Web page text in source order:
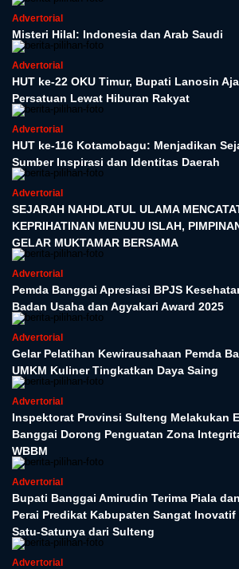
Advertorial
Misteri Hilal: Indonesia dan Arab Saudi
Advertorial
HUT ke-22 OKU Timur, Bupati Lanosin
Persatuan Lewat Hiburan Rakyat
Advertorial
HUT ke-116 Kotamobagu: Menjadikan
Sumber Inspirasi dan Identitas Daerah
Advertorial
SEJARAH NAHDLATUL ULAMA
KEPRIHATINAN MENUJU ISLAH,
GELAR MUKTAMAR BERSAMA
Advertorial
Pemda Banggai Apresiasi BPJS
Badan Usaha dan Agyakari Award 2025
Advertorial
Gelar Pelatihan Kewirausahaan Pemda
UMKM Kuliner Tingkatkan Daya Saing
Advertorial
Inspektorat Provinsi Sulteng Melakukan
Banggai Dorong Penguatan Zona
WBBM
Advertorial
Bupati Banggai Amirudin Terima Piala
Perai Predikat Kabupaten Sangat Inovatif
Satu-Satunya dari Sulteng
Advertorial